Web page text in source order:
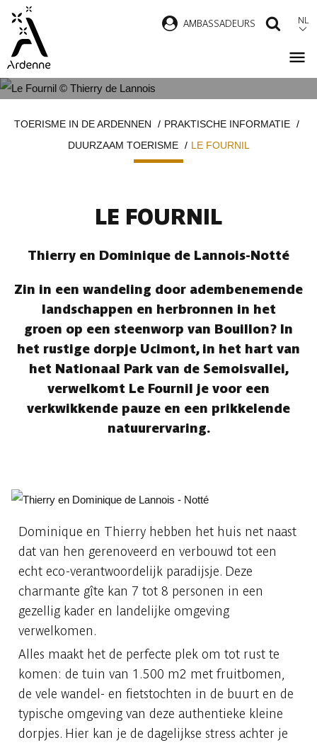
Overslaan
naar
inhoud
AMBASSADEURS NL
TOERISME IN DE ARDENNEN
PRAKTISCHE INFORMATIE
DUURZAAM TOERISME
LE FOURNIL
LE FOURNIL
Thierry en Dominique de Lannois-Notté
Zin in een wandeling door adembenemende
landschappen en herbronnen in het
groen op een steenworp van Bouillon? In
het rustige dorpje Ucimont, in het hart van
het Nationaal Park van de Semoisvallei,
verwelkomt Le Fournil je voor een
verkwikkende pauze en een prikkelende
natuurervaring.
Dominique en Thierry hebben het huis net naast
dat van hen gerenoveerd en verbouwd tot een
echt eco-verantwoordelijk paradijsje. Deze
charmante gîte kan 7 tot 8 personen in een
gezellig kader en landelijke omgeving
verwelkomen.
Alles maakt het de perfecte plek om tot rust te
komen: de tuin van 1.500 m2 met fruitbomen,
de vele wandel- en fietstochten in de buurt en de
typische omgeving van deze authentieke kleine
dorpjes. Hier kan je de dagelijkse stress achter je